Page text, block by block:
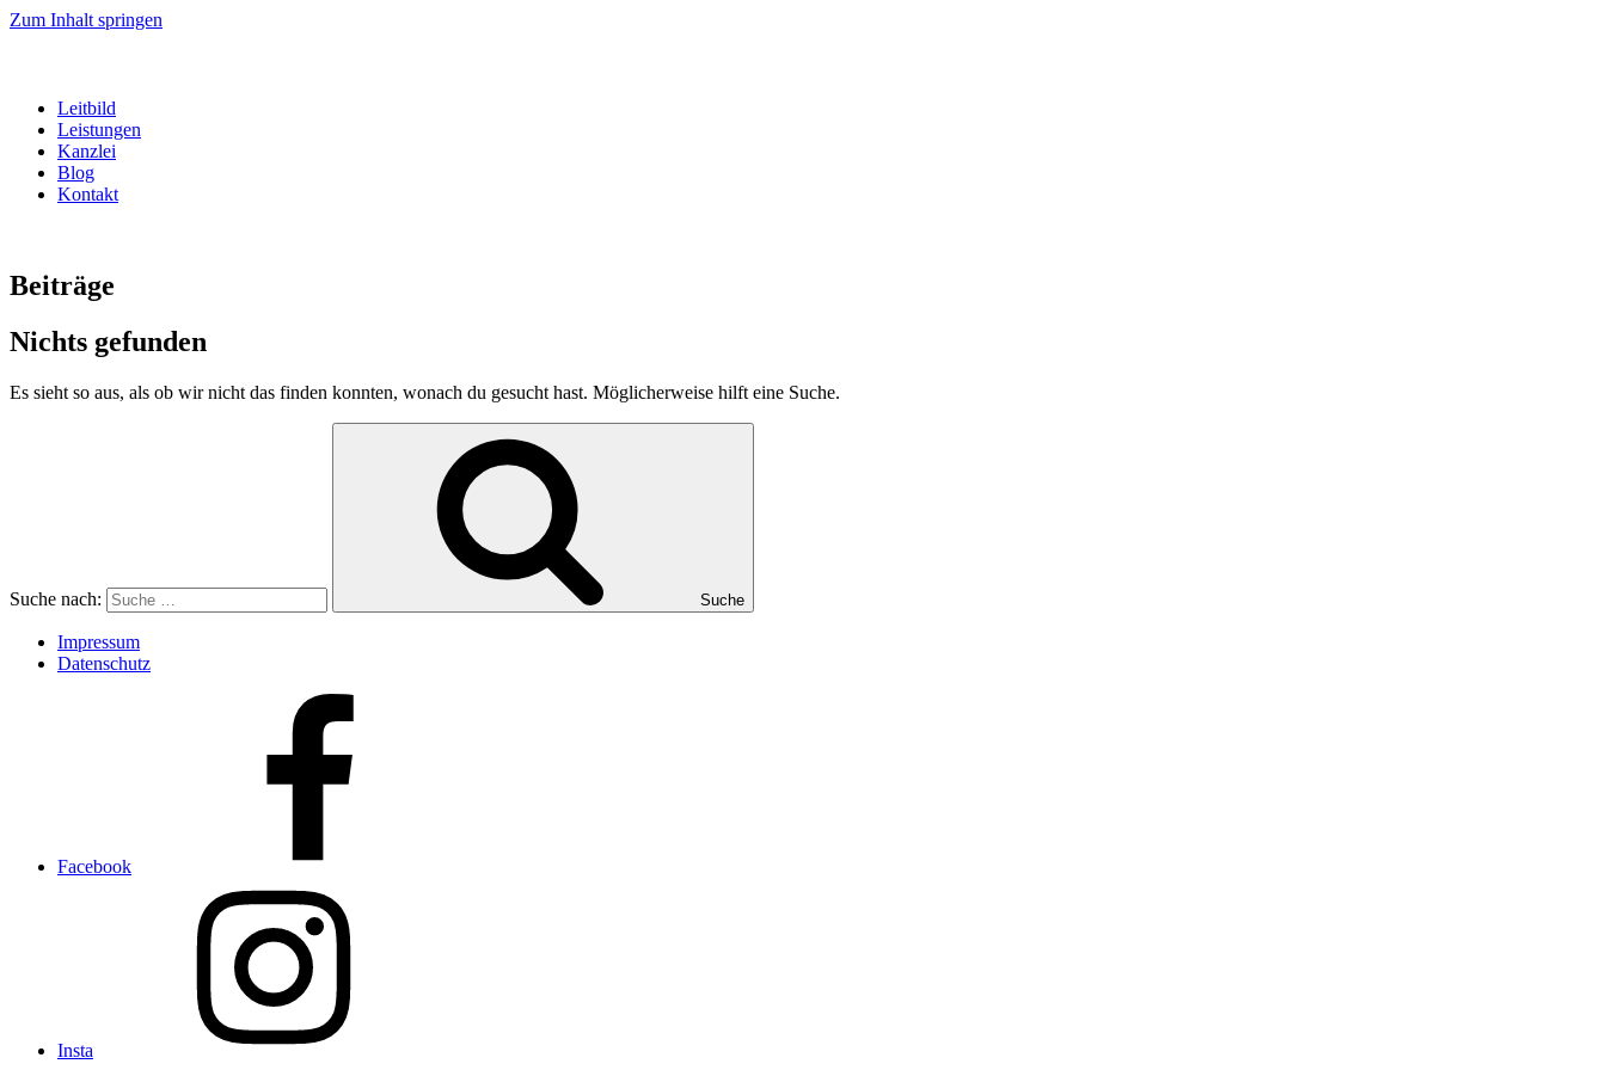
Zum Inhalt springen
Leitbild
Leistungen
Kanzlei
Blog
Kontakt
Beiträge
Nichts gefunden
Es sieht so aus, als ob wir nicht das finden konnten, wonach du gesucht hast. Möglicherweise hilft eine Suche.
Suche nach: Suche
Impressum
Datenschutz
Facebook
Insta